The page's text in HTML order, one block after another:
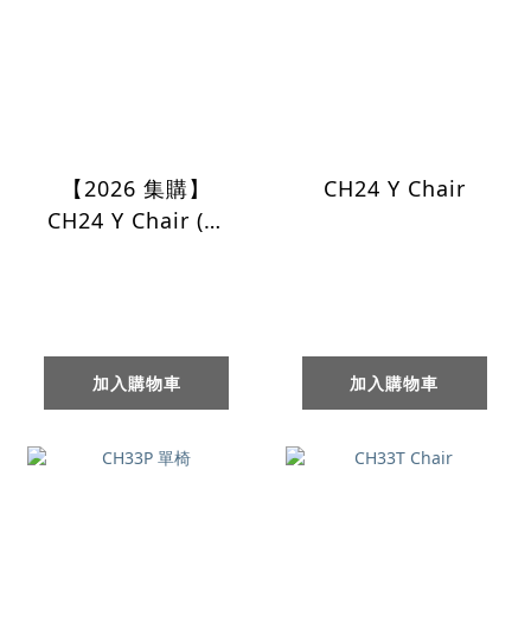
【2026 集購】
CH24 Y Chair (山
加入購物車
CH24 Y Chair
加入購物車